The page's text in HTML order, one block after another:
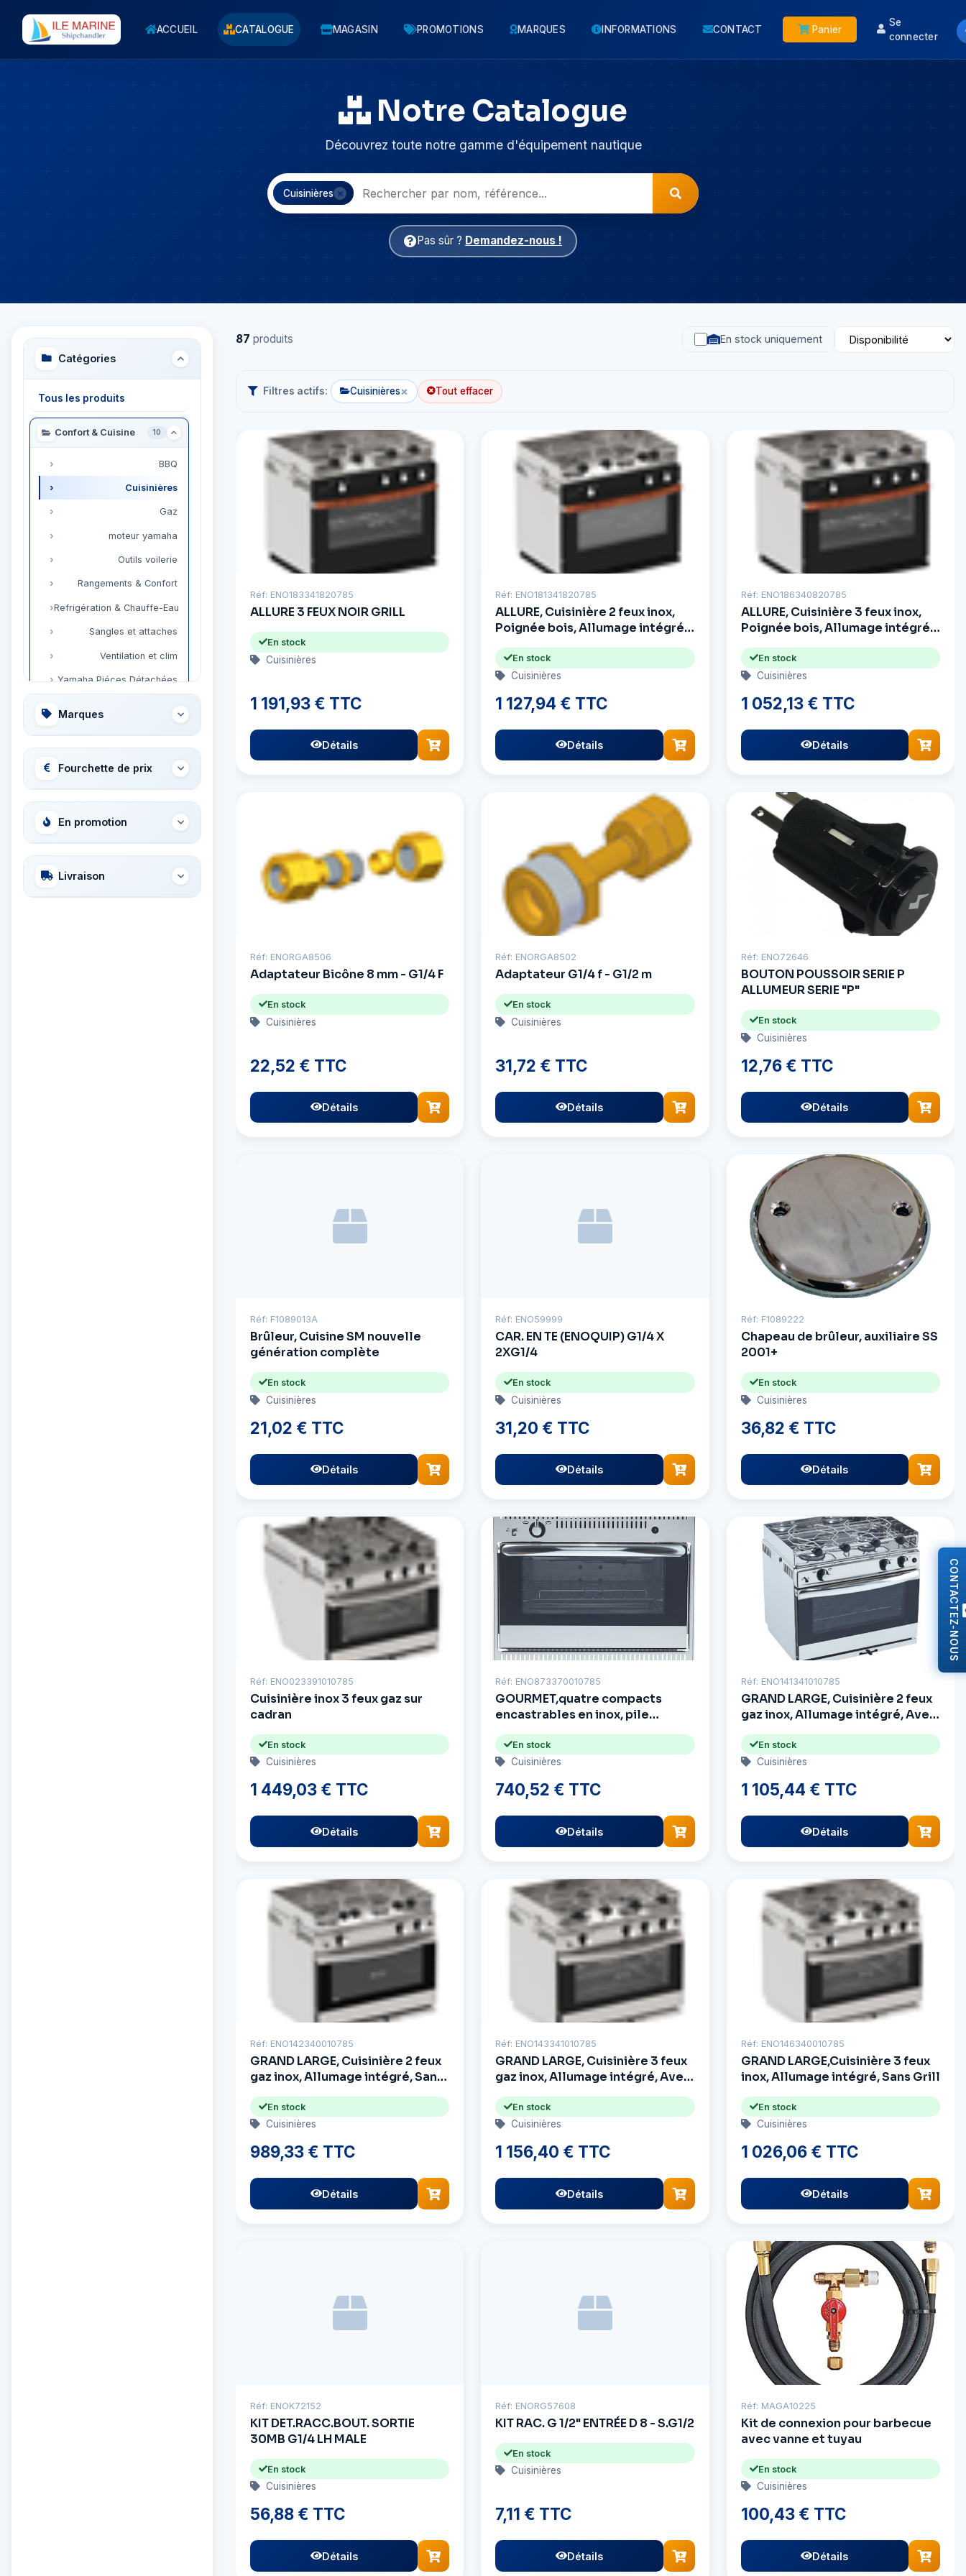
CONTACTEZ-NOUS
ACCUEIL CATALOGUE MAGASIN PROMOTIONS MARQUES INFORMATIONS CONTACT Panier
Se
connecter
Notre Catalogue
Découvrez toute notre gamme d'équipement nautique
Cuisinières
Pas sûr ? Demandez-nous !
Catégories
Tous les produits
Confort & Cuisine 10
BBQ
Cuisinières
Gaz
moteur yamaha
Outils voilerie
Rangements & Confort
Refrigération & Chauffe-Eau
Sangles et attaches
Ventilation et clim
Yamaha Piéces Détachées
Marques
Fourchette de prix
En promotion
Livraison
87 produits En stock uniquement
Filtres actifs: Cuisinières× Tout effacer
Réf: ENO183341820785
ALLURE 3 FEUX NOIR GRILL
En stock
Cuisinières
1 191,93 € TTC
Détails
Réf: ENO181341820785
ALLURE, Cuisinière 2 feux inox,
Poignée bois, Allumage intégré,
En stock
Cuisinières
1 127,94 € TTC
Détails
Réf: ENO186340820785
ALLURE, Cuisinière 3 feux inox,
Poignée bois, Allumage intégré,
En stock
Cuisinières
1 052,13 € TTC
Détails
Réf: ENORGA8506
Adaptateur Bicône 8 mm - G1/4 F
En stock
Cuisinières
22,52 € TTC
Détails
Réf: ENORGA8502
Adaptateur G1/4 f - G1/2 m
En stock
Cuisinières
31,72 € TTC
Détails
Réf: ENO72646
BOUTON POUSSOIR SERIE P
ALLUMEUR SERIE "P"
En stock
Cuisinières
12,76 € TTC
Détails
Réf: F1089013A
Brûleur, Cuisine SM nouvelle
génération complète
En stock
Cuisinières
21,02 € TTC
Détails
Réf: ENO59999
CAR. EN TE (ENOQUIP) G1/4 X
2XG1/4
En stock
Cuisinières
31,20 € TTC
Détails
Réf: F1089222
Chapeau de brûleur, auxiliaire SS
2001+
En stock
Cuisinières
36,82 € TTC
Détails
Réf: ENO023391010785
Cuisinière inox 3 feux gaz sur
cadran
En stock
Cuisinières
1 449,03 € TTC
Détails
Réf: ENO873370010785
GOURMET,quatre compacts
encastrables en inox, pile
En stock
Cuisinières
740,52 € TTC
Détails
Réf: ENO141341010785
GRAND LARGE, Cuisinière 2 feux
gaz inox, Allumage intégré, Avec
En stock
Cuisinières
1 105,44 € TTC
Détails
Réf: ENO142340010785
GRAND LARGE, Cuisinière 2 feux
gaz inox, Allumage intégré, Sans
En stock
Cuisinières
989,33 € TTC
Détails
Réf: ENO143341010785
GRAND LARGE, Cuisinière 3 feux
gaz inox, Allumage intégré, Avec
En stock
Cuisinières
1 156,40 € TTC
Détails
Réf: ENO146340010785
GRAND LARGE,Cuisinière 3 feux
inox, Allumage intégré, Sans Grill
En stock
Cuisinières
1 026,06 € TTC
Détails
Réf: ENOK72152
KIT DET.RACC.BOUT. SORTIE
30MB G1/4 LH MALE
En stock
Cuisinières
56,88 € TTC
Détails
Réf: ENORG57608
KIT RAC. G 1/2" ENTRÉE D 8 - S.G1/2
En stock
Cuisinières
7,11 € TTC
Détails
Réf: MAGA10225
Kit de connexion pour barbecue
avec vanne et tuyau
En stock
Cuisinières
100,43 € TTC
Détails